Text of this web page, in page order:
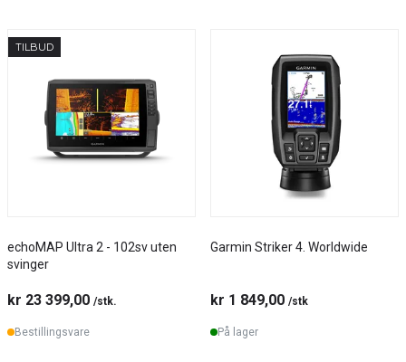
TILBUD
echoMAP Ultra 2 - 102sv uten
svinger
kr 23 399,00 /stk.
Bestillingsvare
Garmin Striker 4. Worldwide
kr 1 849,00 /stk
På lager